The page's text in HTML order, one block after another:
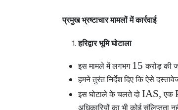
प्रमुख भ्रष्टाचार मामलों में कार्रवाई
हरिद्वार भूमि घोटाला
इस मामले में लगभग 15करोड़ की
हमने तुरंत निर्देश दिए कि ऐसे
इस घोटाले के चलते दो IAS,एक
अधिकारियों का भी कोई संलिप्तता